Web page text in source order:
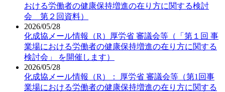
おける労働者の健康保持増進の在り方に関する検討
会 第２回資料）
2026/05/28
化成協メール情報（R）厚労省 審議会等（「第１回 事
業場における労働者の健康保持増進の在り方に関する
検討会」 を開催します）
2026/05/28
化成協メール情報（R）： 厚労省 審議会等（第1回事
業場における労働者の健康保持増進の在り方に関する